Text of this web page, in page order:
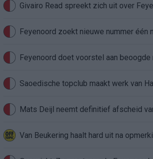
Givairo Read spreekt zich uit over
Feyenoord zoekt nieuwe nummer één
Feyenoord doet voorstel aan
Saoedische topclub maakt werk van
Mats Deijl neemt definitief afscheid
Van Beukering haalt hard uit na